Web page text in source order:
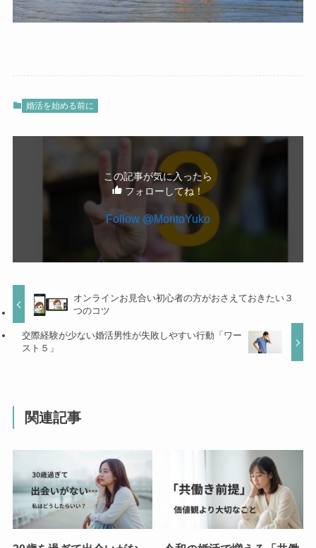
婚活を始める前に
この記事が気に入ったら
フォローしてね！
Follow @MoritoYuko
オンラインお見合い初心者の方がおさえておきたい３
つのコツ
交際経験が少ない婚活男性が失敗しやすい行動「ワー
スト５」
関連記事